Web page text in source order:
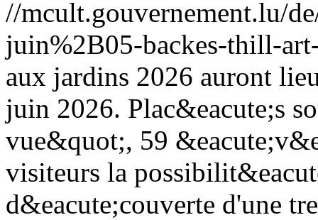
//mcult.gouvernement.lu/
juin%2B05-backes-thill-
aux jardins 2026 auront
juin 2026. Plac&eacute;s
vue&quot;, 59
visiteurs la
d&eacute;couverte d'une